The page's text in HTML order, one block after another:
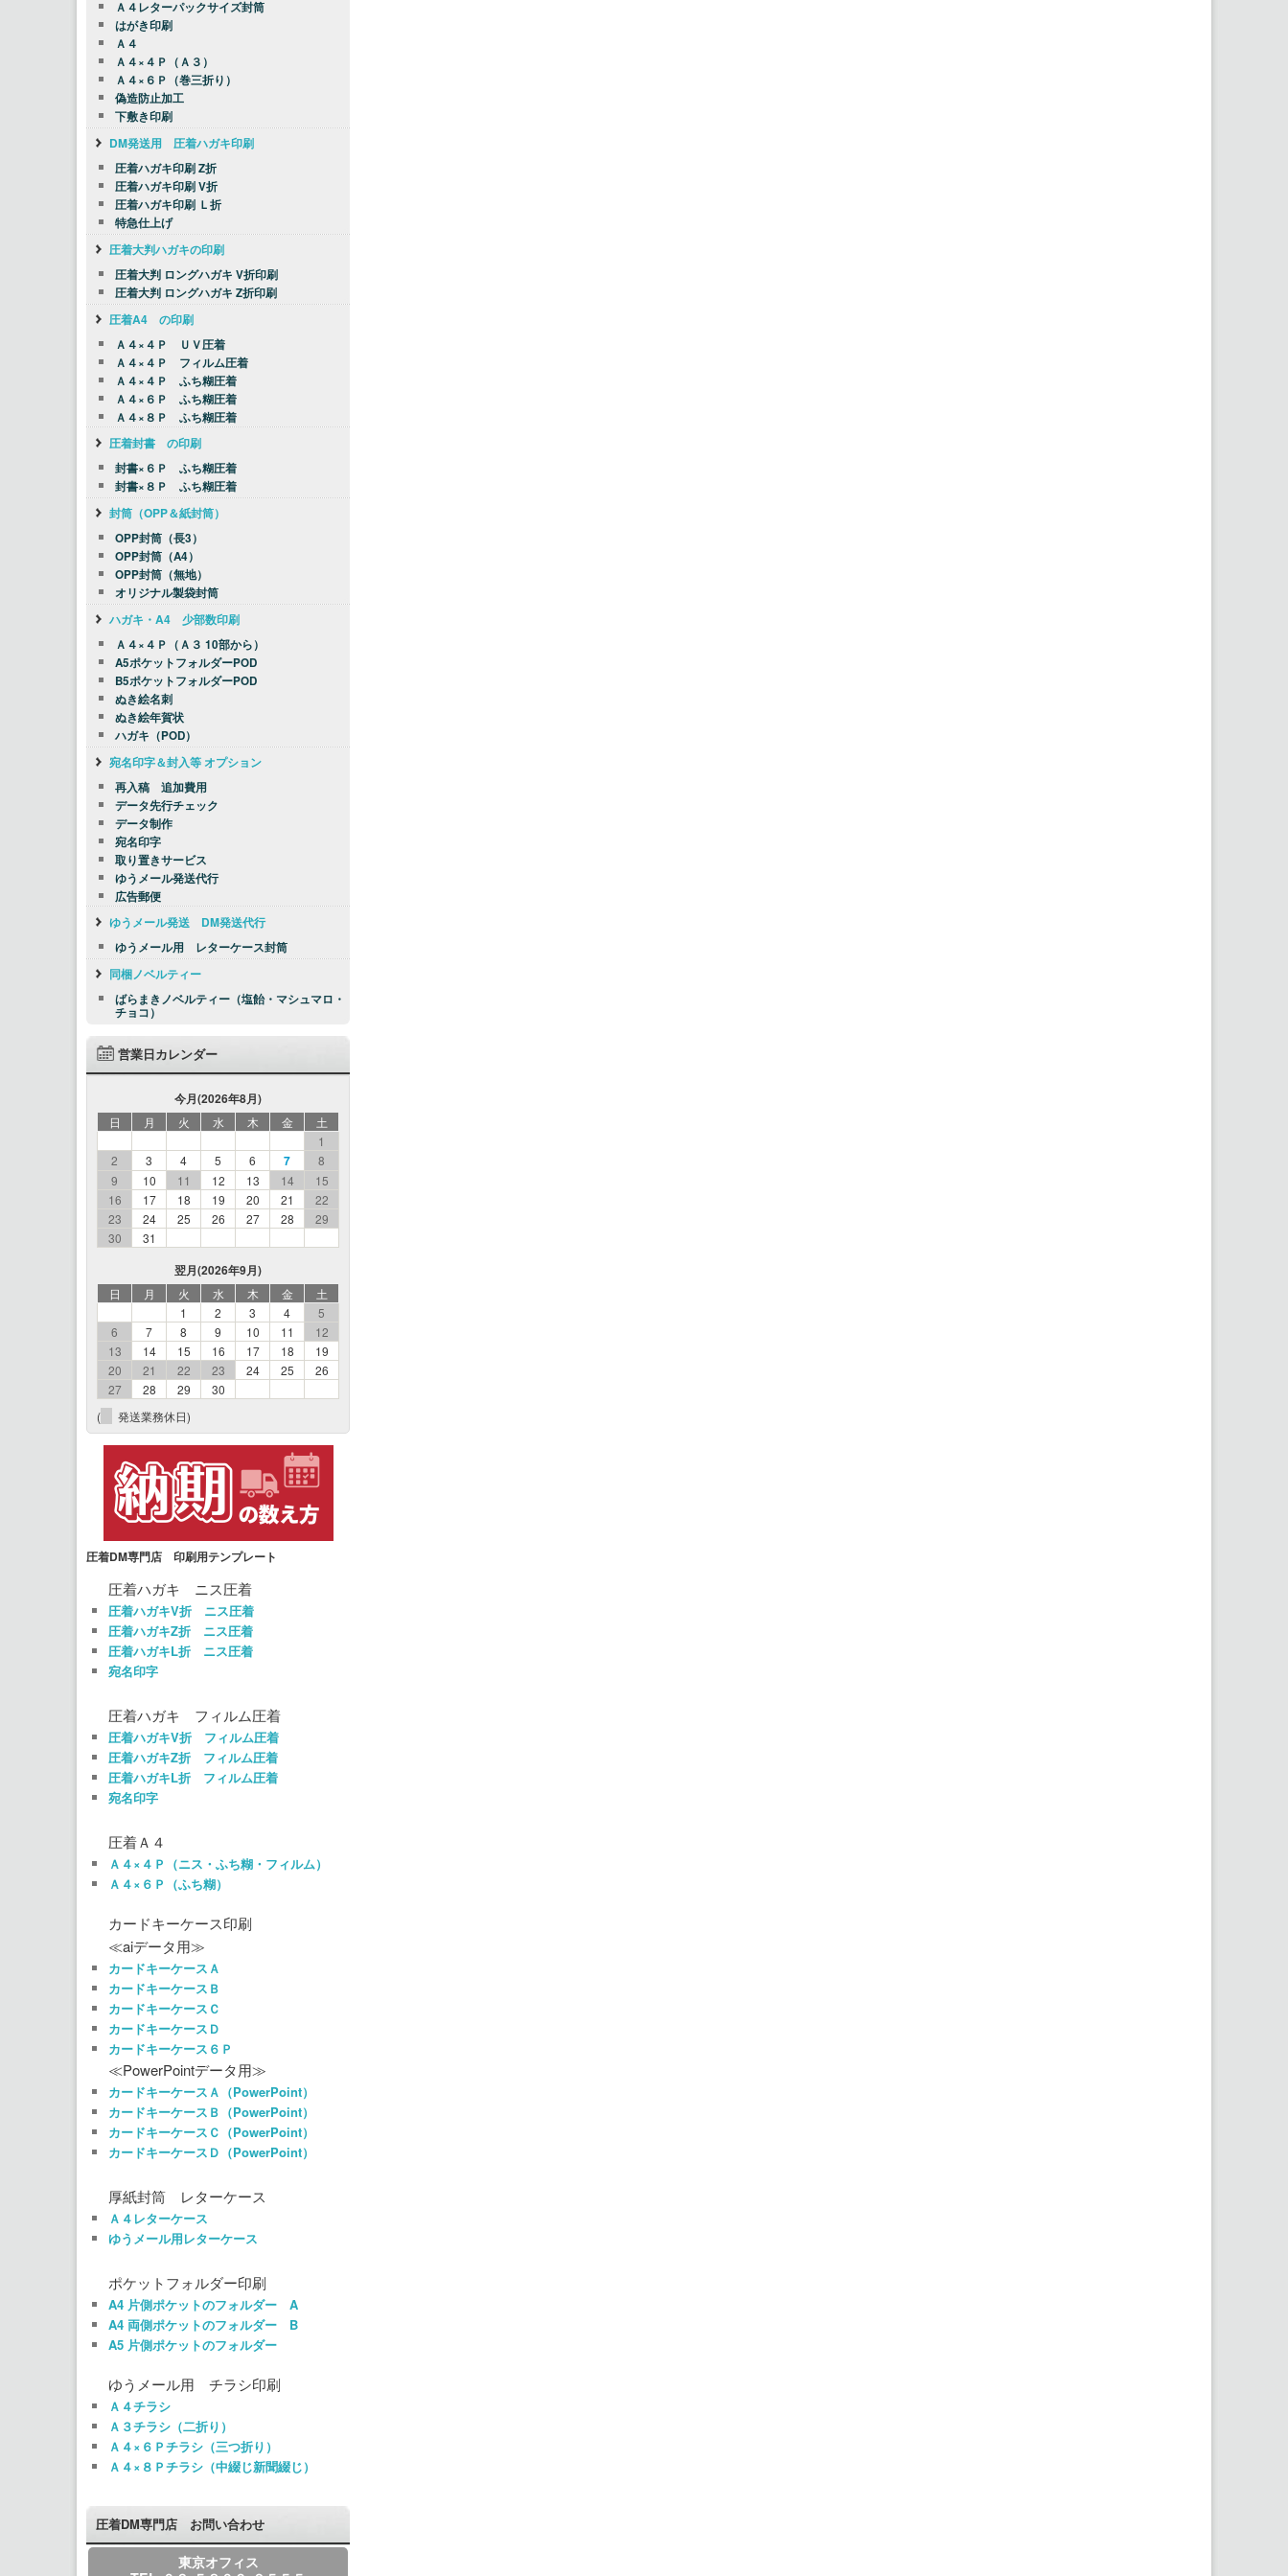
Ａ４レターパックサイズ封筒
はがき印刷
Ａ４
Ａ４×４Ｐ（Ａ３）
Ａ４×６Ｐ（巻三折り）
偽造防止加工
下敷き印刷
DM発送用 圧着ハガキ印刷
圧着ハガキ印刷 Z折
圧着ハガキ印刷 V折
圧着ハガキ印刷 Ｌ折
特急仕上げ
圧着大判ハガキの印刷
圧着大判 ロングハガキ V折印刷
圧着大判 ロングハガキ Z折印刷
圧着A4 の印刷
Ａ４×４Ｐ ＵＶ圧着
Ａ４×４Ｐ フィルム圧着
Ａ４×４Ｐ ふち糊圧着
Ａ４×６Ｐ ふち糊圧着
Ａ４×８Ｐ ふち糊圧着
圧着封書 の印刷
封書×６Ｐ ふち糊圧着
封書×８Ｐ ふち糊圧着
封筒（OPP＆紙封筒）
OPP封筒（長3）
OPP封筒（A4）
OPP封筒（無地）
オリジナル製袋封筒
ハガキ・A4 少部数印刷
Ａ４×４Ｐ（Ａ３ 10部から）
A5ポケットフォルダーPOD
B5ポケットフォルダーPOD
ぬき絵名刺
ぬき絵年賀状
ハガキ（POD）
宛名印字＆封入等 オプション
再入稿 追加費用
データ先行チェック
データ制作
宛名印字
取り置きサービス
ゆうメール発送代行
広告郵便
ゆうメール発送 DM発送代行
ゆうメール用 レターケース封筒
同梱ノベルティー
ばらまきノベルティー（塩飴・マシュマロ・
チョコ）
営業日カレンダー
今月(2026年8月)
日 月 火 水 木 金
土
1
2
3 4 5 6 7
8
9
10 11 12 13 14
15
16
17 18 19 20 21
22
23
24 25 26 27 28
29
30
31
翌月(2026年9月)
日 月 火 水 木 金
土
1
2 3 4
5
6
7 8 9 10 11
12
13
14 15 16 17 18
19
20
21 22 23 24 25
26
27
28 29
30
(
発送業務休日)
圧着DM専門店 印刷用テンプレート
圧着ハガキ ニス圧着
圧着ハガキV折 ニス圧着
圧着ハガキZ折 ニス圧着
圧着ハガキL折 ニス圧着
宛名印字
圧着ハガキ フィルム圧着
圧着ハガキV折 フィルム圧着
圧着ハガキZ折 フィルム圧着
圧着ハガキL折 フィルム圧着
宛名印字
圧着Ａ４
Ａ４×４Ｐ（ニス・ふち糊・フィルム）
Ａ４×６Ｐ（ふち糊）
カードキーケース印刷
≪aiデータ用≫
カードキーケースＡ
カードキーケースＢ
カードキーケースＣ
カードキーケースＤ
カードキーケース６Ｐ
≪PowerPointデータ用≫
カードキーケースＡ（PowerPoint）
カードキーケースＢ（PowerPoint）
カードキーケースＣ（PowerPoint）
カードキーケースＤ（PowerPoint）
厚紙封筒 レターケース
Ａ４レターケース
ゆうメール用レターケース
ポケットフォルダー印刷
A4 片側ポケットのフォルダー A
A4 両側ポケットのフォルダー B
A5 片側ポケットのフォルダー
ゆうメール用 チラシ印刷
Ａ４チラシ
Ａ３チラシ（二折り）
Ａ４×６Ｐチラシ（三つ折り）
Ａ４×８Ｐチラシ（中綴じ新聞綴じ）
圧着DM専門店 お問い合わせ
東京オフィス